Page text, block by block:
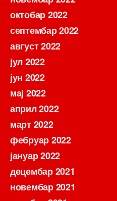
октобар 2022
септембар 2022
август 2022
јул 2022
јун 2022
мај 2022
април 2022
март 2022
фебруар 2022
јануар 2022
децембар 2021
новембар 2021